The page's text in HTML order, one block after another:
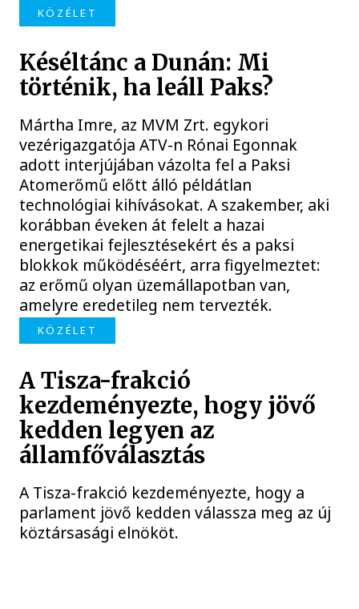
KÖZÉLET
Késéltánc a Dunán: Mi
történik, ha leáll Paks?
Mártha Imre, az MVM Zrt. egykori
vezérigazgatója ATV-n Rónai Egonnak
adott interjújában vázolta fel a Paksi
Atomerőmű előtt álló példátlan
technológiai kihívásokat. A szakember, aki
korábban éveken át felelt a hazai
energetikai fejlesztésekért és a paksi
blokkok működéséért, arra figyelmeztet:
az erőmű olyan üzemállapotban van,
amelyre eredetileg nem tervezték.
KÖZÉLET
A Tisza-frakció
kezdeményezte, hogy jövő
kedden legyen az
államfőválasztás
A Tisza-frakció kezdeményezte, hogy a
parlament jövő kedden válassza meg az új
köztársasági elnököt.